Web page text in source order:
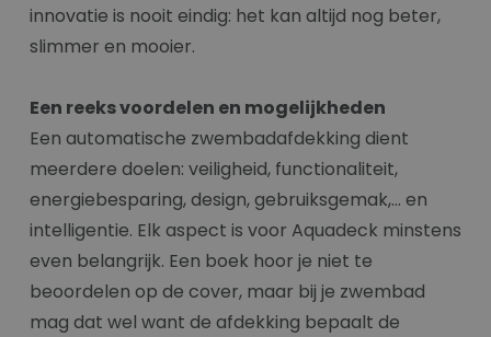
innovatie is nooit eindig: het kan altijd nog beter,
slimmer en mooier.
Een reeks voordelen en mogelijkheden
Een automatische zwembadafdekking dient
meerdere doelen: veiligheid, functionaliteit,
energiebesparing, design, gebruiksgemak,... en
intelligentie. Elk aspect is voor Aquadeck minstens
even belangrijk. Een boek hoor je niet te
beoordelen op de cover, maar bij je zwembad
mag dat wel want de afdekking bepaalt de